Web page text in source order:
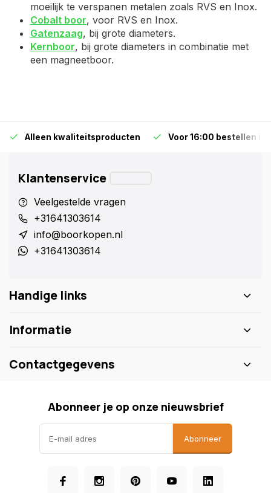
moeilijk te verspanen metalen zoals RVS en Inox.
Cobalt boor, voor RVS en Inox.
Gatenzaag, bij grote diameters.
Kernboor, bij grote diameters in combinatie met
een magneetboor.
Alleen kwaliteitsproducten Voor 16:00 bestellen is
Klantenservice
Veelgestelde vragen
+31641303614
info@boorkopen.nl
+31641303614
Handige links
Informatie
Contactgegevens
Abonneer je op onze nieuwsbrief
Abonneer